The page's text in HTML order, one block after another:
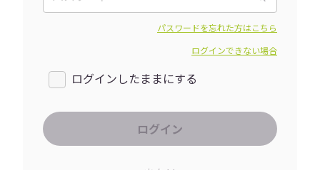
パスワードを忘れた方はこちら
ログインできない場合
ログインしたままにする